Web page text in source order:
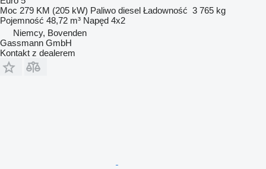
Moc 279 KM (205 kW) Paliwo diesel Ładowność 3 765 kg
Pojemność 48,72 m³ Napęd 4x2
Niemcy, Bovenden
Gassmann GmbH
Kontakt z dealerem